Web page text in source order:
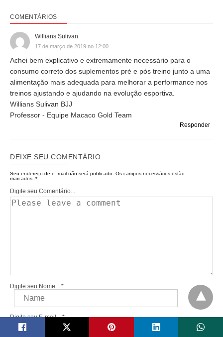
COMENTÁRIOS
Willians Sulivan
17 de março de 2019 no 12:00
Achei bem explicativo e extremamente necessário para o
consumo correto dos suplementos pré e pós treino junto a uma
alimentação mais adequada para melhorar a performance nos
treinos ajustando e ajudando na evolução esportiva.
Willians Sulivan BJJ
Professor - Equipe Macaco Gold Team
Responder
DEIXE SEU COMENTÁRIO
Seu endereço de e -mail não será publicado. Os campos necessários estão
marcados..*
Digite seu Comentário...
Digite seu Nome... *
Digite seu E-mail...*